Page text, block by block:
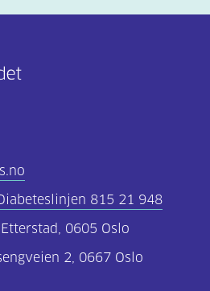
815 21 948
0605 Oslo
2, 0667 Oslo